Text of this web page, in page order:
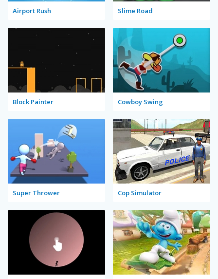
Airport Rush Slime Road
Block Painter Cowboy Swing
Super Thrower Cop Simulator